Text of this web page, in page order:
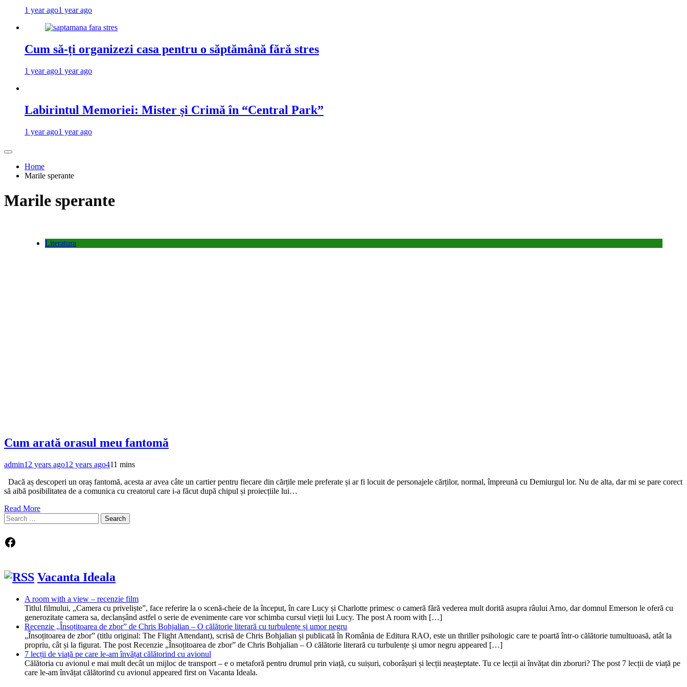
1 year ago1 year ago
Cum să-ți organizezi casa pentru o săptămână fără stres
1 year ago1 year ago
Labirintul Memoriei: Mister și Crimă în “Central Park”
1 year ago1 year ago
Home
Marile sperante
Marile sperante
Literatura
Cum arată orasul meu fantomă
admin12 years ago12 years ago411 mins
Dacă aș descoperi un oraș fantomă, acesta ar avea câte un cartier pentru fiecare din cărțile mele preferate și ar fi locuit de personajele cărților, normal, împreună cu Demiurgul lor. Nu de alta, dar mi se pare corect
să aibă posibilitatea de a comunica cu creatorul care i-a făcut după chipul și proiecțiile lui…
Read More
Search
for:
Facebook
Vacanta Ideala
A room with a view – recenzie film
Titlul filmului, „Camera cu priveliște”, face referire la o scenă-cheie de la început, în care Lucy și Charlotte primesc o cameră fără vederea mult dorită asupra râului Arno, dar domnul Emerson le oferă cu
generozitate camera sa, declanșând astfel o serie de evenimente care vor schimba cursul vieții lui Lucy. The post A room with […]
Recenzie „Însoțitoarea de zbor” de Chris Bohjalian – O călătorie literară cu turbulențe și umor negru
„Însoțitoarea de zbor” (titlu original: The Flight Attendant), scrisă de Chris Bohjalian și publicată în România de Editura RAO, este un thriller psihologic care te poartă într-o călătorie tumultuoasă, atât la
propriu, cât și la figurat. The post Recenzie „Însoțitoarea de zbor” de Chris Bohjalian – O călătorie literară cu turbulențe și umor negru appeared […]
7 lecții de viață pe care le-am învățat călătorind cu avionul
Călătoria cu avionul e mai mult decât un mijloc de transport – e o metaforă pentru drumul prin viață, cu suișuri, coborâșuri și lecții neașteptate. Tu ce lecții ai învățat din zboruri? The post 7 lecții de viață pe
care le-am învățat călătorind cu avionul appeared first on Vacanta Ideala.